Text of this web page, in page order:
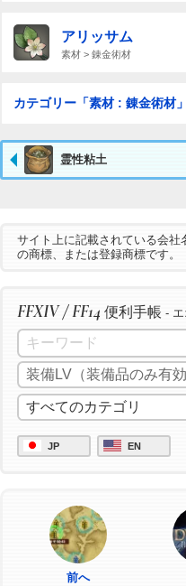
アリッサム
素材 > 錬金術材
カテゴリー「素材 : 錬金術材
霊性粘土
サイト上に記載されている会
の商標、または登録商標です。
FFXIV / FF14 便利手帳 -
JP EN
前へ